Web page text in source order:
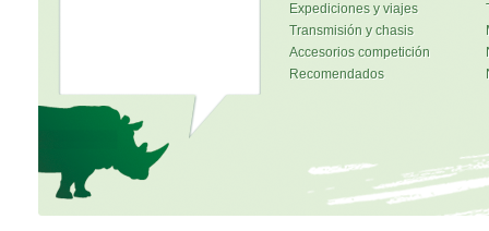
Expediciones y viajes
Transmisión y chasis
Accesorios competición
Recomendados